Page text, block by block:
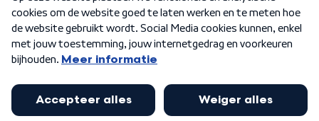
Algemene voorwaarden